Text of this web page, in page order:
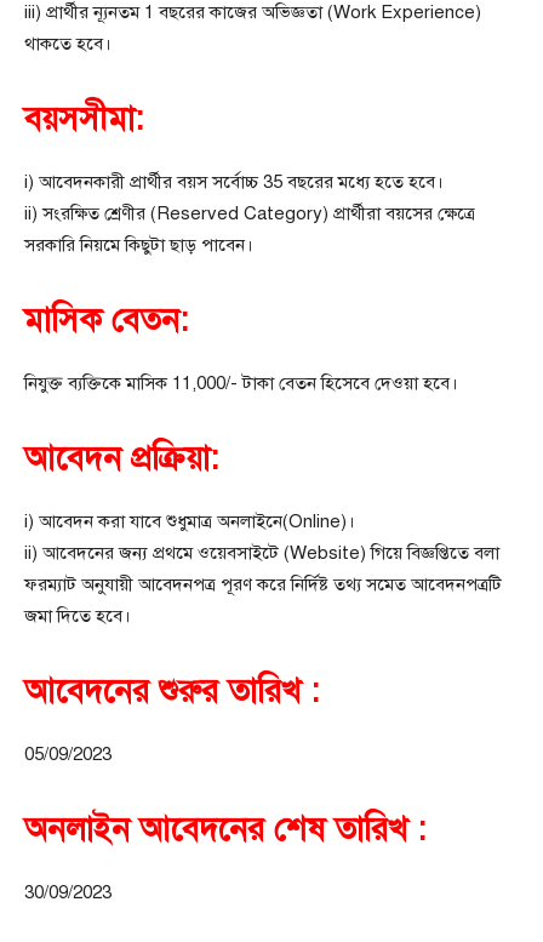
iii) প্রার্থীর ন্যূনতম 1 বছরের কাজের অভিজ্ঞতা (Work Experience)
থাকতে হবে।
বয়সসীমা:
i) আবেদনকারী প্রার্থীর বয়স সর্বোচ্চ 35 বছরের মধ্যে হতে হবে।
ii) সংরক্ষিত শ্রেণীর (Reserved Category) প্রার্থীরা বয়সের ক্ষেত্রে
সরকারি নিয়মে কিছুটা ছাড় পাবেন।
মাসিক বেতন:
নিযুক্ত ব্যক্তিকে মাসিক 11,000/- টাকা বেতন হিসেবে দেওয়া হবে।
আবেদন প্রক্রিয়া:
i) আবেদন করা যাবে শুধুমাত্র অনলাইনে(Online)।
ii) আবেদনের জন্য প্রথমে ওয়েবসাইটে (Website) গিয়ে বিজ্ঞপ্তিতে বলা
ফরম্যাট অনুযায়ী আবেদনপত্র পূরণ করে নির্দিষ্ট তথ্য সমেত আবেদনপত্রটি
জমা দিতে হবে।
আবেদনের শুরুর তারিখ :
05/09/2023
অনলাইন আবেদনের শেষ তারিখ :
30/09/2023